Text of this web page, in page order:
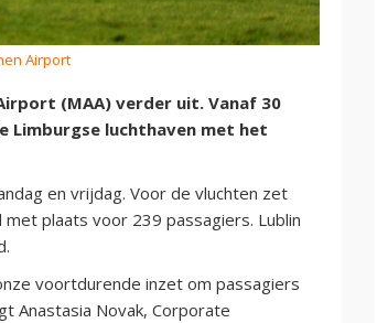
Airport
(MAA) verder uit. Vanaf 30
Limburgse luchthaven met het
en vrijdag. Voor de vluchten zet
plaats voor 239 passagiers. Lublin
voortdurende inzet om passagiers
Anastasia Novak, Corporate